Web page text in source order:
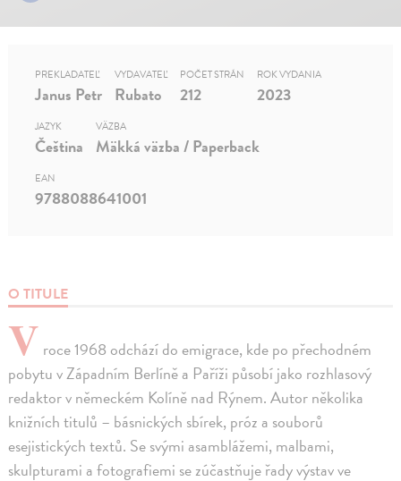
O TITULE
V roce 1968 odchází do emigrace, kde po přechodném
pobytu v Západním Berlíně a Paříži působí jako rozhlasový
redaktor v německém Kolíně nad Rýnem. Autor několika
knižních titulů – básnických sbírek, próz a souborů
esejistických textů. Se svými asamblážemi, malbami,
skulpturami a fotografiemi se zúčastňuje řady výstav ve
PREKLADATEĽ
Janus Petr
VYDAVATEĽ
Rubato
POČET STRÁN
212
ROK VYDANIA
2023
JAZYK
Čeština
VÄZBA
Mäkká väzba / Paperback
EAN
9788088641001